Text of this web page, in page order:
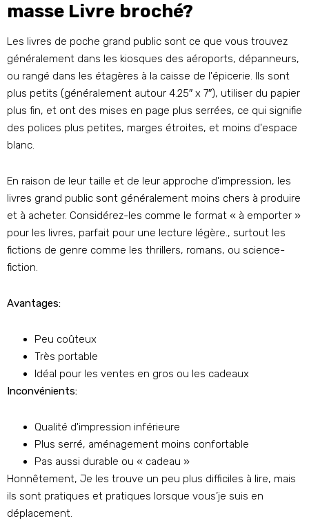
masse Livre broché?
Les livres de poche grand public sont ce que vous trouvez
généralement dans les kiosques des aéroports, dépanneurs,
ou rangé dans les étagères à la caisse de l'épicerie. Ils sont
plus petits (généralement autour 4.25″ x 7″), utiliser du papier
plus fin, et ont des mises en page plus serrées, ce qui signifie
des polices plus petites, marges étroites, et moins d'espace
blanc.
En raison de leur taille et de leur approche d'impression, les
livres grand public sont généralement moins chers à produire
et à acheter. Considérez-les comme le format « à emporter »
pour les livres, parfait pour une lecture légère., surtout les
fictions de genre comme les thrillers, romans, ou science-
fiction.
Avantages:
Peu coûteux
Très portable
Idéal pour les ventes en gros ou les cadeaux
Inconvénients:
Qualité d'impression inférieure
Plus serré, aménagement moins confortable
Pas aussi durable ou « cadeau »
Honnêtement, Je les trouve un peu plus difficiles à lire, mais
ils sont pratiques et pratiques lorsque vous’je suis en
déplacement.